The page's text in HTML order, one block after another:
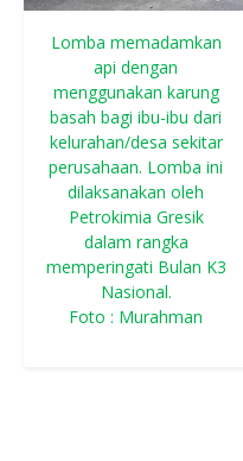
Lomba memadamkan
api dengan
menggunakan karung
basah bagi ibu-ibu dari
kelurahan/desa sekitar
perusahaan. Lomba ini
dilaksanakan oleh
Petrokimia Gresik
dalam rangka
memperingati Bulan K3
Nasional.
Foto : Murahman